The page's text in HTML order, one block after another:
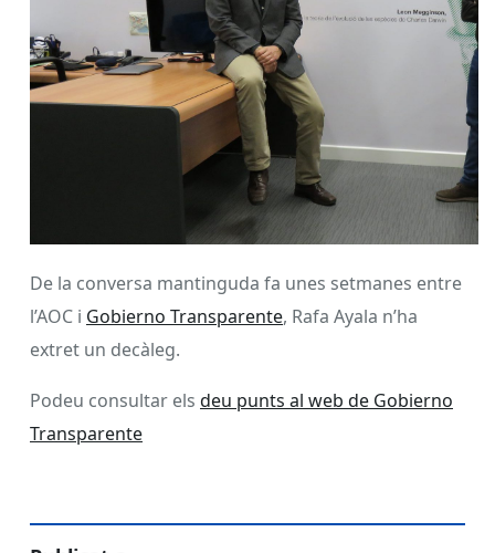
De la conversa mantinguda fa unes setmanes entre
l’AOC i Gobierno Transparente, Rafa Ayala n’ha
extret un decàleg.
Podeu consultar els deu punts al web de Gobierno
Transparente